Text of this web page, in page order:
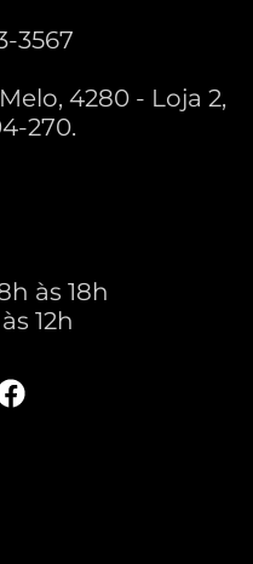
3567
4280 - Loja 2,
270.
às 18h
12h